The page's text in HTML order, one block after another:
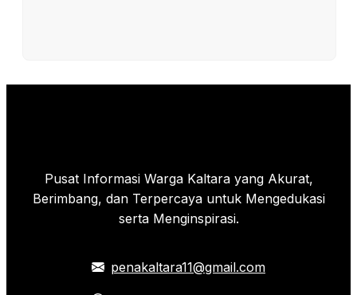
Pusat Informasi Warga Kaltara yang Akurat,
Berimbang, dan Terpercaya untuk Mengedukasi
serta Menginspirasi.
penakaltara11@gmail.com